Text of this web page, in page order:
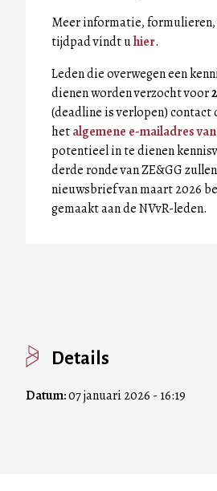
Meer informatie, formulieren,
tijdpad vindt uhier.
Leden die overwegen een
dienen worden verzocht voor
(deadline is verlopen) contact
hetalgemene e-mailadres
potentieel in te dienen
derde ronde van ZE&GG
nieuwsbrief van maart 2026
gemaakt aan de NVvR-leden.
Details
Datum:07 januari 2026 - 16:19